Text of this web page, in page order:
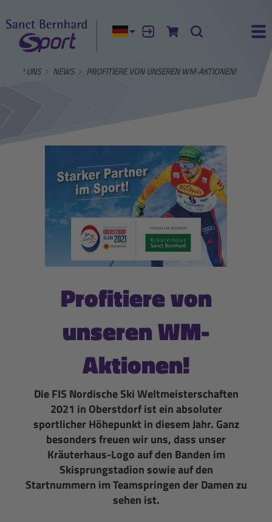
Aktuelle Sprache:
AnmeldenZum Warenkorb
Suche
ÜBER UNS NEWS PROFITIERE VON UNSEREN WM-AKTIONEN!
Profitiere von
unseren WM-
Aktionen!
Die FIS Nordische Ski Weltmeisterschaften
2021 in Oberstdorf ist ein absoluter
sportlicher Höhepunkt in diesem Jahr. Ganz
besonders freuen wir uns, dass unser
Kräuterhaus-Logo auf den Banden im
Skisprungstadion sowie auf den
Startnummern im Teamspringen der Damen zu
sehen ist.